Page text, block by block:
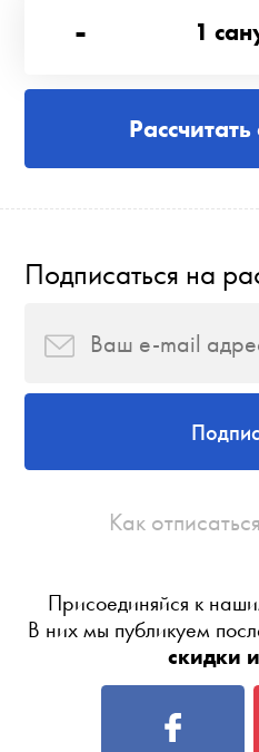
- 1
Подписаться на
Как
Присоединяйся к
В них мы публикуем
скидки